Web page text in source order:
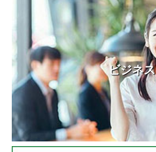
ビジネス